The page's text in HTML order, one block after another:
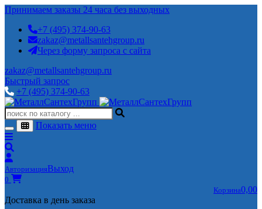
Принимаем заказы 24 часа без выходных
+7 (495) 374-90-63
zakaz@metallsantehgroup.ru
Через форму запроса с сайта
zakaz@metallsantehgroup.ru
Быстрый запрос
+7 (495) 374-90-63
Показать меню
АвторизацияВыход
0
Корзина0,00
Доставка в день заказа